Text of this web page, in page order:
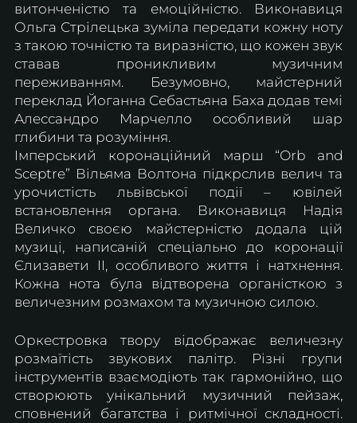
витонченістю та емоційністю. Виконавиця
Ольга Стрілецька зуміла передати кожну ноту
з такою точністю та виразністю, що кожен звук
ставав проникливим музичним
переживанням. Безумовно, майстерний
переклад Йоганна Себастьяна Баха додав темі
Алессандро Марчелло особливий шар
глибини та розуміння.
Імперський коронаційний марш “Orb and
Sceptre” Вільяма Волтона підкрслив велич та
урочистість львівської події – ювілей
встановлення органа. Виконавиця Надія
Величко своєю майстерністю додала цій
музиці, написаній спеціально до коронації
Єлизавети ІІ, особливого життя і натхнення.
Кожна нота була відтворена органісткою з
величезним розмахом та музичною силою.
Оркестровка твору відображає величезну
розмаїтість звукових палітр. Різні групи
інструментів взаємодіють так гармонійно, що
створюють унікальний музичний пейзаж,
сповнений багатства і ритмічної складності.